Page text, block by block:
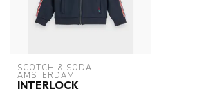
SCOTCH & SODA
AMSTERDAM
INTERLOCK